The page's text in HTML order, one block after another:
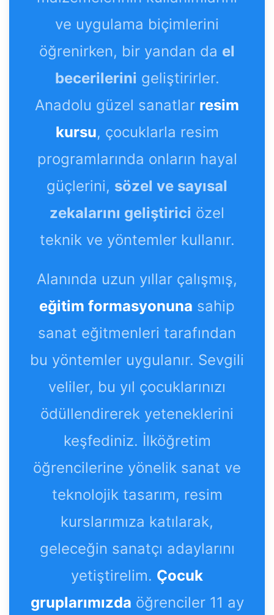
ve uygulama biçimlerini
öğrenirken, bir yandan da el
becerilerini geliştirirler.
Anadolu güzel sanatlar resim
kursu, çocuklarla resim
programlarında onların hayal
güçlerini, sözel ve sayısal
zekalarını geliştirici özel
teknik ve yöntemler kullanır.
Alanında uzun yıllar çalışmış,
eğitim formasyonuna sahip
sanat eğitmenleri tarafından
bu yöntemler uygulanır. Sevgili
veliler, bu yıl çocuklarınızı
ödüllendirerek yeteneklerini
keşfediniz. İlköğretim
öğrencilerine yönelik sanat ve
teknolojik tasarım, resim
kurslarımıza katılarak,
geleceğin sanatçı adaylarını
yetiştirelim. Çocuk
gruplarımızda öğrenciler 11 ay